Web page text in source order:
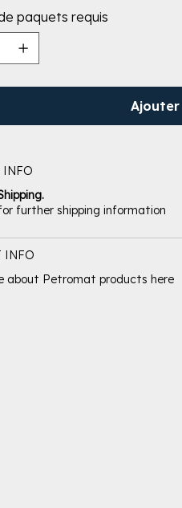
paquets requis
INFO
further shipping information
INFO
about Petromat products here